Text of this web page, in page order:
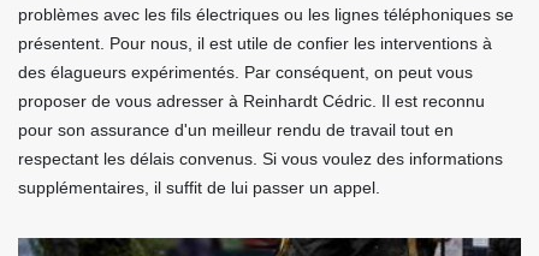
problèmes avec les fils électriques ou les lignes téléphoniques se
présentent. Pour nous, il est utile de confier les interventions à
des élagueurs expérimentés. Par conséquent, on peut vous
proposer de vous adresser à Reinhardt Cédric. Il est reconnu
pour son assurance d'un meilleur rendu de travail tout en
respectant les délais convenus. Si vous voulez des informations
supplémentaires, il suffit de lui passer un appel.